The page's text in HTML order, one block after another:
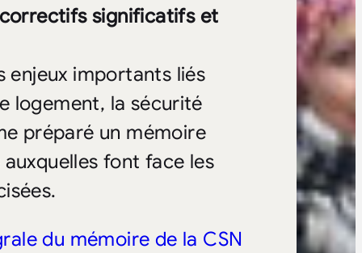
significatifs et
enjeux importants liés
logement, la sécurité
préparé un mémoire
font face les
du mémoire de la CSN